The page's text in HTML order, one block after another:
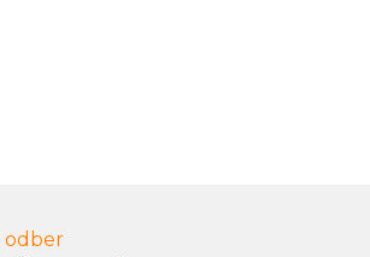
odber